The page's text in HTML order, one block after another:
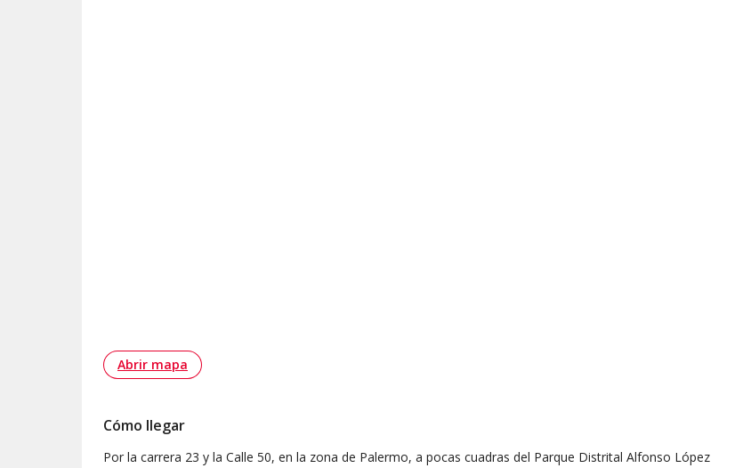
Abrir mapa
Cómo llegar
Por la carrera 23 y la Calle 50, en la zona de Palermo, a pocas cuadras del Parque Distrital Alfonso López